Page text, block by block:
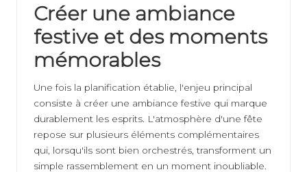
Créer une ambiance
festive et des moments
mémorables
Une fois la planification établie, l'enjeu principal
consiste à créer une ambiance festive qui marque
durablement les esprits. L'atmosphère d'une fête
repose sur plusieurs éléments complémentaires
qui, lorsqu'ils sont bien orchestrés, transforment un
simple rassemblement en un moment inoubliable.